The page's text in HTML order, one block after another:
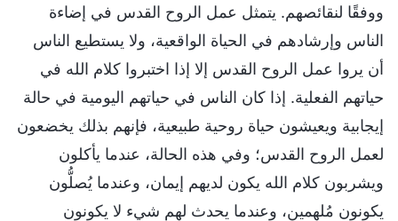
ووفقًا لنقائصهم. يتمثل عمل الروح القدس في إضاءة
الناس وإرشادهم في الحياة الواقعية، ولا يستطيع الناس
أن يروا عمل الروح القدس إلا إذا اختبروا كلام الله في
حياتهم الفعلية. إذا كان الناس في حياتهم اليومية في حالة
إيجابية ويعيشون حياة روحية طبيعية، فإنهم بذلك يخضعون
لعمل الروح القدس؛ وفي هذه الحالة، عندما يأكلون
ويشربون كلام الله يكون لديهم إيمان، وعندما يُصلُّون
يكونون مُلهمين، وعندما يحدث لهم شيء لا يكونون